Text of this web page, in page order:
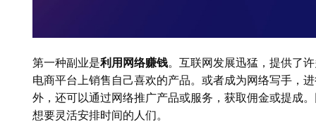
第一种副业是利用网络赚钱。互联网发展迅猛，提供了
电商平台上销售自己喜欢的产品。或者成为网络写手，
外，还可以通过网络推广产品或服务，获取佣金或提成
想要灵活安排时间的人们。